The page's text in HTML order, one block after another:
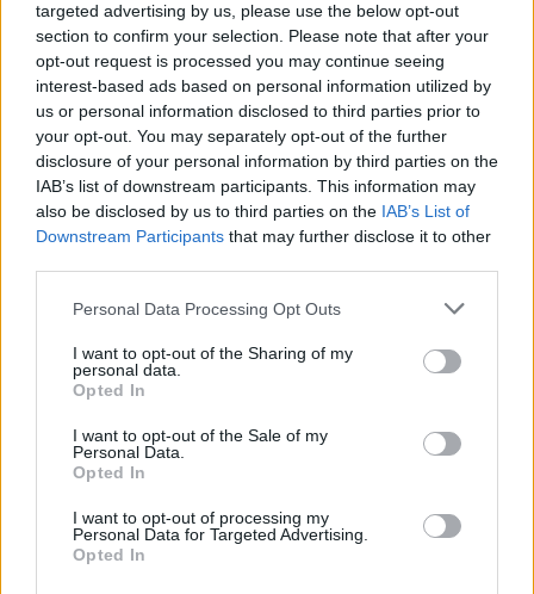
targeted advertising by us, please use the below opt-out
section to confirm your selection. Please note that after your
opt-out request is processed you may continue seeing
interest-based ads based on personal information utilized by
us or personal information disclosed to third parties prior to
your opt-out. You may separately opt-out of the further
disclosure of your personal information by third parties on the
IAB’s list of downstream participants. This information may
also be disclosed by us to third parties on the IAB’s List of
Downstream Participants that may further disclose it to other
Please note that this website/app uses one or more Google
not limited to your visit or usage behaviour. You may click to
grant or deny consent to Google and its third-party tags to
use your data for below specified purposes in below Google
consent section.
Personal Data Processing Opt Outs
I want to opt-out of the Sharing of my
personal data.
Opted In
I want to opt-out of the Sale of my
Personal Data.
Opted In
I want to opt-out of processing my
Personal Data for Targeted Advertising.
Opted In
«Στο δικό μας χώρο, που είναι ανδροκρατούμενος,
μια γυναίκα αντιμετωπίζει τη δυσπιστία και την
έλλειψη εμπιστοσύνης προς το εγχείρημα της.
Μόνο όταν η εξέλιξη είναι θετική υπάρχει
αναγνώριση. Η αποτυχία είναι συνήθως
συνυφασμένη στο μυαλό των περισσότερων με τα
στερεότυπα ότι οι γυναίκες δεν είναι τόσο δυνατές
και ικανές όσο οι άνδρες στα outdoor sports».
Πώς μέσω του αθλητισμού μπορεί να αναπτυχθεί
ένα πλαίσιο γυναικείας ενδυνάμωσης και
αλληλεγγύης;
«O αθλητισμός ενδυναμώνει όλους τους
ανθρώπους και συντελεί στην ψυχική και
σωματική τους υγεία. Είναι μεγάλη αλήθεια ότι
νους υγιής εν σώματι υγιεί. Για τις γυναίκες που
έχουν ακόμα μεγαλύτερη ανάγκη ενδυνάμωσης, ο